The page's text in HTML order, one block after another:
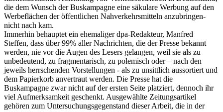
die dem Wunsch der Buskampagne eine säkulare Werbung auf den
Werbeflächen der öffentlichen Nahverkehrsmitteln anzubringen-
nicht nach kam.
Immerhin behauptet ein ehemaliger dpa-Redakteur, Manfred
Steffen, dass über 99% aller Nachrichten, die der Presse bekannt
werden, nie vor die Augen des Lesers gelangen, weil sie als zu
unbedeutend, zu fragmentarisch, zu polemisch oder – nach den
jeweils herrschenden Vorstellungen - als zu unsittlich aussortiert und
dem Papierkorb anvertraut werden. Die Presse hat die
Buskampagne zwar nicht auf der ersten Seite platziert, dennoch ihr
viel Aufmerksamkeit geschenkt. Ausgewählte Zeitungsartikel
gehören zum Untersuchungsgegenstand dieser Arbeit, die in der